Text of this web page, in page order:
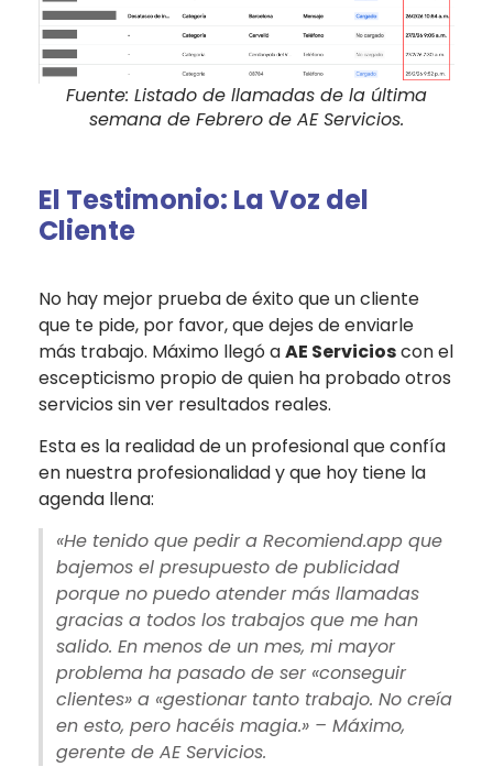
Fuente: Listado de llamadas de la última
semana de Febrero de AE Servicios.
El Testimonio: La Voz del
Cliente
No hay mejor prueba de éxito que un cliente
que te pide, por favor, que dejes de enviarle
más trabajo. Máximo llegó aAE Servicioscon el
escepticismo propio de quien ha probado otros
servicios sin ver resultados reales.
Esta es la realidad de un profesional que confía
en nuestra profesionalidad y que hoy tiene la
agenda llena:
«He tenido que pedir a Recomiend.app que
bajemos el presupuesto de publicidad
porque no puedo atender más llamadas
gracias a todos los trabajos que me han
salido. En menos de un mes, mi mayor
problema ha pasado de ser «conseguir
clientes» a «gestionar tanto trabajo. No creía
en esto, pero hacéis magia.» – Máximo,
gerente de AE Servicios.